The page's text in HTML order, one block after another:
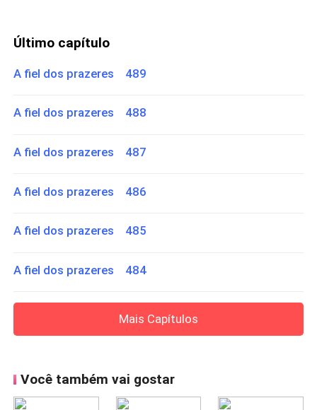
Último capítulo
A fiel dos prazeres 489
A fiel dos prazeres 488
A fiel dos prazeres 487
A fiel dos prazeres 486
A fiel dos prazeres 485
A fiel dos prazeres 484
Mais Capítulos
Você também vai gostar